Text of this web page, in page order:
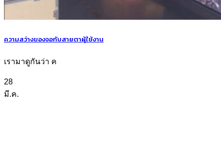
ความสว่างของจอกับสายตาผู้ใช้งาน
เรามาดูกันว่า ค
28
มี.ค.